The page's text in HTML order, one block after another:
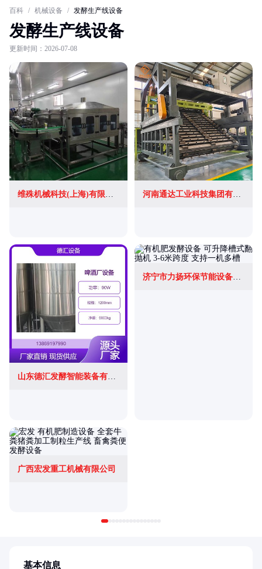
百科 / 机械设备 / 发酵生产线设备
发酵生产线设备
更新时间：2026-07-08
维殊机械科技(上海)有限公司 河南通达工业科技集团有限公司
山东德汇发酵智能装备有限公司
济宁市力扬环保节能设备制造有限公司
广西宏发重工机械有限公司
基本信息